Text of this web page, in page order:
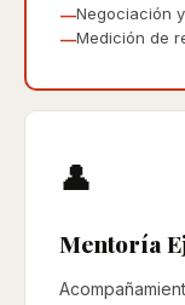
Negociación
Medición de
👤
Mentoría